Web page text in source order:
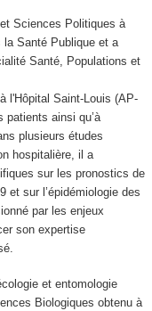
Sciences Politiques à
la Santé Publique et a
Santé, Populations et
l'Hôpital Saint-Louis (AP-
patients ainsi qu’à
plusieurs études
hospitalière, il a
sur les pronostics de
et sur l’épidémiologie des
par les enjeux
son expertise
et entomologie
Biologiques obtenu à